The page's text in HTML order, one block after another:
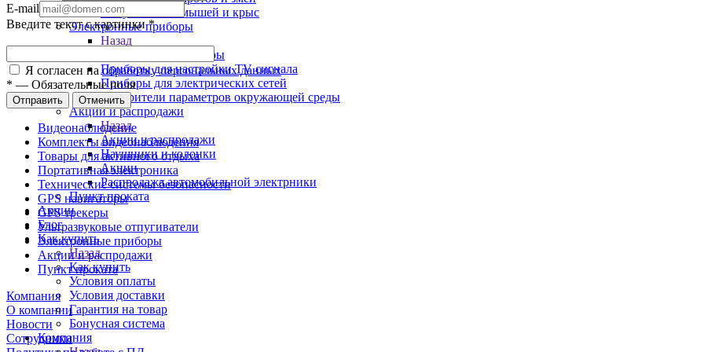
Отпугиватели мышей и крыс
Электронные приборы
Назад
Электронные приборы
Приборы для настройки TV сигнала
Приборы для электрических сетей
Измерители параметров окружающей среды
Акции и распродажи
Назад
Акции и распродажи
Наушники и колонки
Акции
Распродажа автомобильной электрники
Пункт проката
Акции
Блог
Как купить
Назад
Как купить
Условия оплаты
Условия доставки
Гарантия на товар
Бонусная система
Компания
E-mail
Введите текст с картинки*
Я согласен наобработку персональных данных
* — Обязательные поля
Отправить Отменить
Видеонаблюдение
Комплекты видеонаблюдения
Товары для активного отдыха
Портативная электроника
Технические системы безопасности
GPS навигаторы
GPS трекеры
Ультразвуковые отпугиватели
Электронные приборы
Акции и распродажи
Пункт проката
Компания
О компании
Новости
Сотрудники